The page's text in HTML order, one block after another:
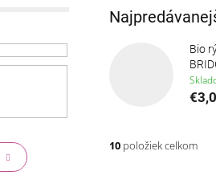
Bio
10 položiek celkom